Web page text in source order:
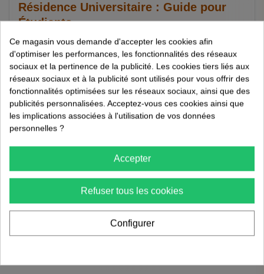
Résidence Universitaire : Guide pour
Étudiants
23/05/2026
Méthodes anti-cafards
3 min de lecture
Comment Éradiquer les Cafards en Résidence Universitaire :
Guide pour Étudiants Les infestations de cafards dans les
cauchemar pour les étudiants. Non seulement ces nuisibles
sont désagréables, mais ils peuvent aussi affecter la santé et
Ce magasin vous demande d'accepter les cookies afin
d'optimiser les performances, les fonctionnalités des réseaux
sociaux et la pertinence de la publicité. Les cookies tiers liés aux
réseaux sociaux et à la publicité sont utilisés pour vous offrir des
fonctionnalités optimisées sur les réseaux sociaux, ainsi que des
publicités personnalisées. Acceptez-vous ces cookies ainsi que
les implications associées à l'utilisation de vos données
personnelles ?
Accepter
Refuser tous les cookies
Configurer